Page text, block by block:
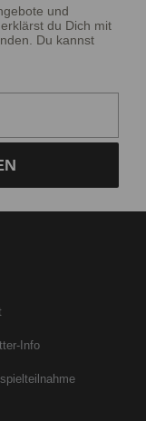
und
du Dich mit
Du kannst
Info